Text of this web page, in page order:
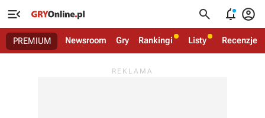
   
PREMIUM Newsroom Gry Rankingi Listy Recenzje